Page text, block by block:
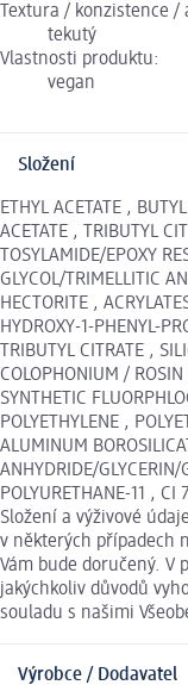
Textura / konzistence /
tekutý
Vlastnosti produktu:
vegan
Složení
ETHYL ACETATE ,
ACETATE , TRIBUTYL
TOSYLAMIDE/EPOXY
GLYCOL/TRIMELLITIC
HECTORITE ,
HYDROXY-1-PHENYL-
TRIBUTYL CITRATE ,
COLOPHONIUM /
SYNTHETIC
POLYETHYLENE ,
ALUMINUM
ANHYDRIDE/GLYCERIN/
POLYURETHANE-11 ,
Složení a výživové
v některých případech
Vám bude doručený. V
jakýchkoliv důvodů
souladu s našimi
Výrobce / Dodavatel